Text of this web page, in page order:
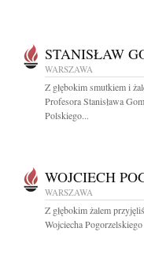
STANISŁAW
WARSZAWA
Z głębokim smutkiem i
Profesora Stanisława
Polskiego...
WOJCIECH
WARSZAWA
Z głębokim żalem
Wojciecha